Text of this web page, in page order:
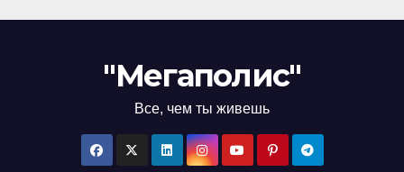
"Мегаполис"
Все, чем ты живешь